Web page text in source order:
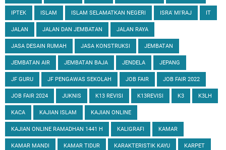
IPTEK ISLAM ISLAM SELAMATKAN NEGERI ISRA' MI'RAJ IT
JALAN JALAN DAN JEMBATAN JALAN RAYA
JASA DESAIN RUMAH JASA KONSTRUKSI JEMBATAN
JEMBATAN AIR JEMBATAN BAJA JENDELA JEPANG
JF GURU JF PENGAWAS SEKOLAH JOB FAIR JOB FAIR 2022
JOB FAIR 2024 JUKNIS K13 REVISI K13REVISI K3 K3LH
KACA KAJIAN ISLAM KAJIAN ONLINE
KAJIAN ONLINE RAMADHAN 1441 H KALIGRAFI KAMAR
KAMAR MANDI KAMAR TIDUR KARAKTERISTIK KAYU KARPET